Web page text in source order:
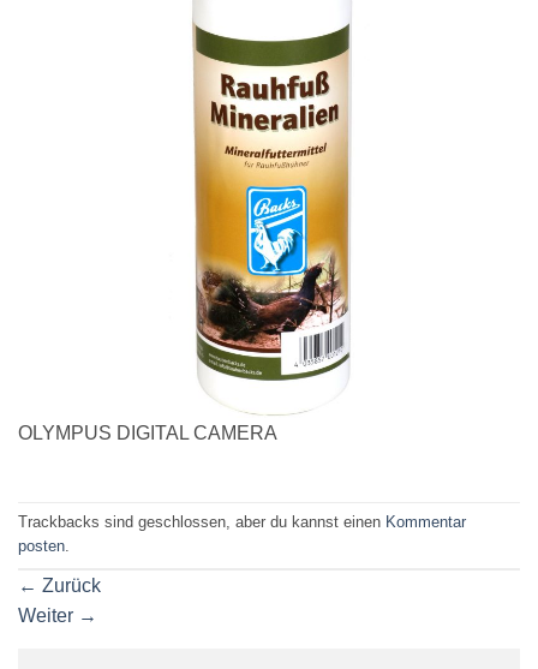
OLYMPUS DIGITAL CAMERA
Trackbacks sind geschlossen, aber du kannst einen Kommentar
posten.
← Zurück
Weiter →